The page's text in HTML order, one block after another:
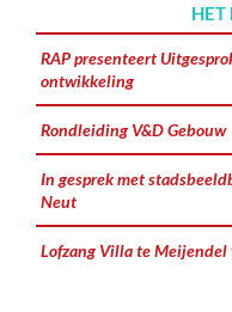
HET
RAP presenteert
ontwikkeling
Rondleiding V&D Gebouw
In gesprek met
Neut
Lofzang Villa te